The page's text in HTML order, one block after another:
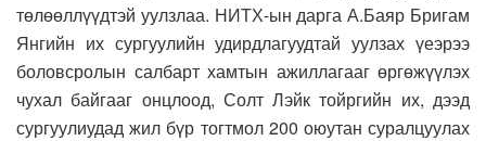
төлөөллүүдтэй уулзлаа. НИТХ-ын дарга А.Баяр Бригам
Янгийн их сургуулийн удирдлагуудтай уулзах үеэрээ
боловсролын салбарт хамтын ажиллагааг өргөжүүлэх
чухал байгааг онцлоод, Солт Лэйк тойргийн их, дээд
сургуулиудад жил бүр тогтмол 200 оюутан суралцуулах